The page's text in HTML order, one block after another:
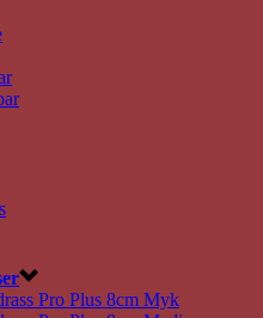
Pro Plus 8cm Myk